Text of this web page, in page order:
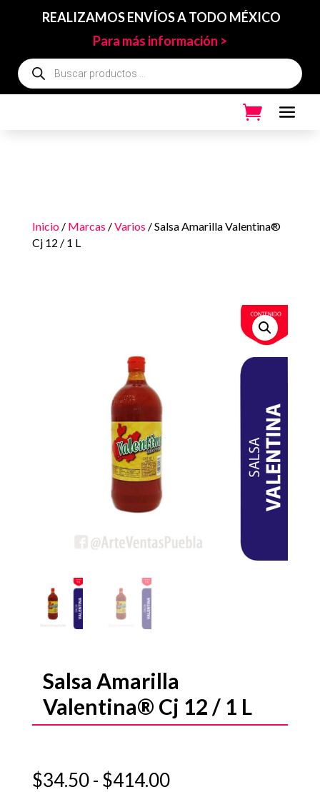
REALIZAMOS ENVÍOS A TODO MÉXICO
Para más información >
Búsqueda
de
productos
Inicio/ Marcas /Varios / Salsa Amarilla Valentina®
Cj 12 / 1 L
Salsa Amarilla
Valentina® Cj 12 / 1 L
$34.50- $414.00Rango